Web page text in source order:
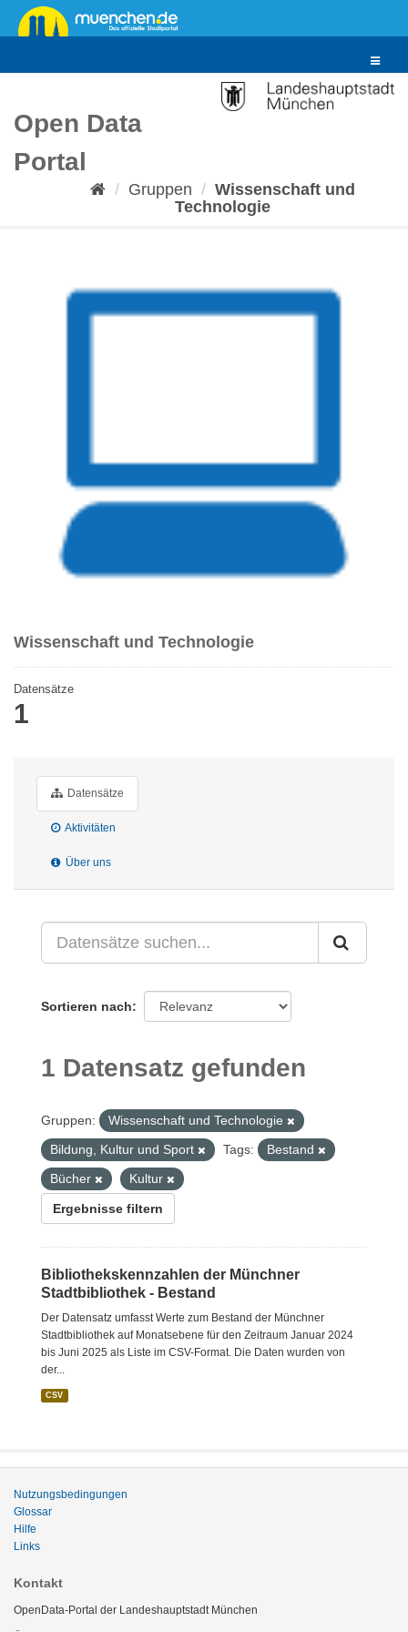
Überspringen
zum
Toggle
Open Data
Portal
Gruppen
Wissenschaft und
Technologie
Wissenschaft und Technologie
Datensätze
1
Datensätze
Aktivitäten
Über uns
Sortieren nach
1 Datensatz gefunden
Gruppen:
Wissenschaft und Technologie
Bildung, Kultur und Sport
Tags:
Bestand
Bücher
Kultur
Ergebnisse filtern
Bibliothekskennzahlen der Münchner
Stadtbibliothek - Bestand
Der Datensatz umfasst Werte zum Bestand der Münchner
Stadtbibliothek auf Monatsebene für den Zeitraum Januar 2024
bis Juni 2025 als Liste im CSV-Format. Die Daten wurden von
der...
CSV
Nutzungsbedingungen
Glossar
Hilfe
Links
Kontakt
OpenData-Portal der Landeshauptstadt München